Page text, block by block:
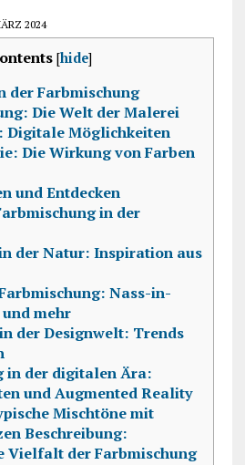
2024
[hide]
der Farbmischung
Die Welt der Malerei
Digitale Möglichkeiten
Die Wirkung von Farben
und Entdecken
in der
der Natur: Inspiration aus
Nass-in-
mehr
der Designwelt: Trends
in der digitalen Ära:
und Augmented Reality
Mischtöne mit
Beschreibung:
Vielfalt der Farbmischung